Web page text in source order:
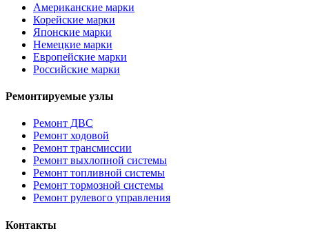
Американские марки
Корейские марки
Японские марки
Немецкие марки
Европейские марки
Российские марки
Ремонтируемые узлы
Ремонт ДВС
Ремонт ходовой
Ремонт трансмиссии
Ремонт выхлопной системы
Ремонт топливной системы
Ремонт тормозной системы
Ремонт рулевого управления
Контакты